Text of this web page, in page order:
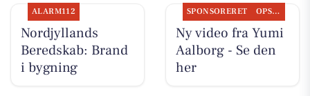
ALARM112
Nordjyllands
Beredskab: Brand
i bygning
SPONSORERET OPSLAGSTAVLEN
Ny video fra Yumi
Aalborg - Se den
her